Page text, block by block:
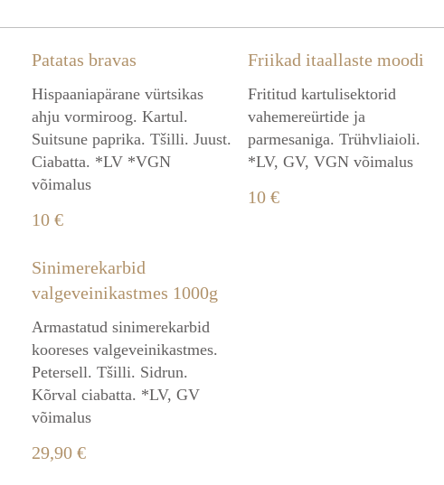
Patatas bravas
Hispaaniapärane vürtsikas
ahju vormiroog. Kartul.
Suitsune paprika. Tšilli. Juust.
Ciabatta. *LV *VGN
võimalus
10 €
Friikad itaallaste moodi
Frititud kartulisektorid
vahemereürtide ja
parmesaniga. Trühvliaioli.
*LV, GV, VGN võimalus
10 €
Sinimerekarbid
valgeveinikastmes 1000g
Armastatud sinimerekarbid
kooreses valgeveinikastmes.
Petersell. Tšilli. Sidrun.
Kõrval ciabatta. *LV, GV
võimalus
29,90 €